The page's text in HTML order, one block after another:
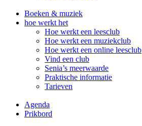
Boeken & muziek
hoe werkt het
Hoe werkt een leesclub
Hoe werkt een muziekclub
Hoe werkt een online leesclub
Vind een club
Senia’s meerwaarde
Praktische informatie
Tarieven
Agenda
Prikbord